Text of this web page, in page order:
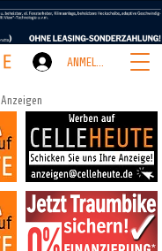
ANMELDEN
Anzeigen